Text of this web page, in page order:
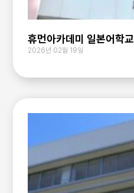
휴먼아카데미 일본어학교
2026년 02월 19일